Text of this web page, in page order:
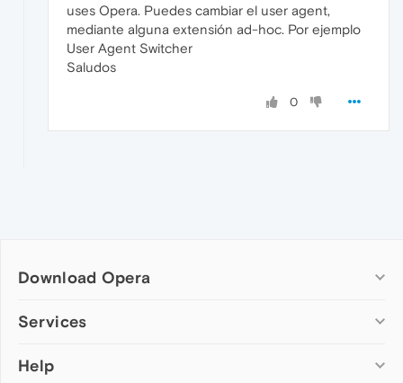
uses Opera. Puedes cambiar el user agent,
mediante alguna extensión ad-hoc. Por ejemplo
User Agent Switcher
Saludos
0
Download Opera
Computer browsers
Opera for Mac
Services
Add-ons
Help